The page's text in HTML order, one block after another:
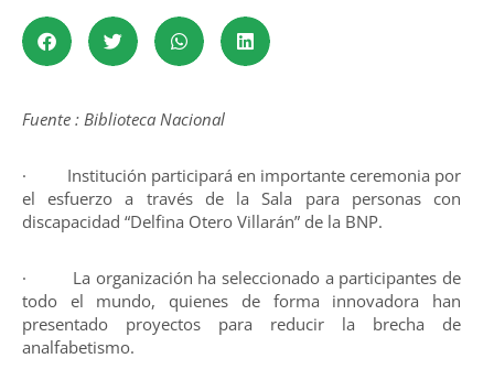
Fuente : Biblioteca Nacional
· Institución participará en importante ceremonia por
el esfuerzo a través de la Sala para personas con
discapacidad “Delfina Otero Villarán” de la BNP.
· La organización ha seleccionado a participantes de
todo el mundo, quienes de forma innovadora han
presentado proyectos para reducir la brecha de
analfabetismo.